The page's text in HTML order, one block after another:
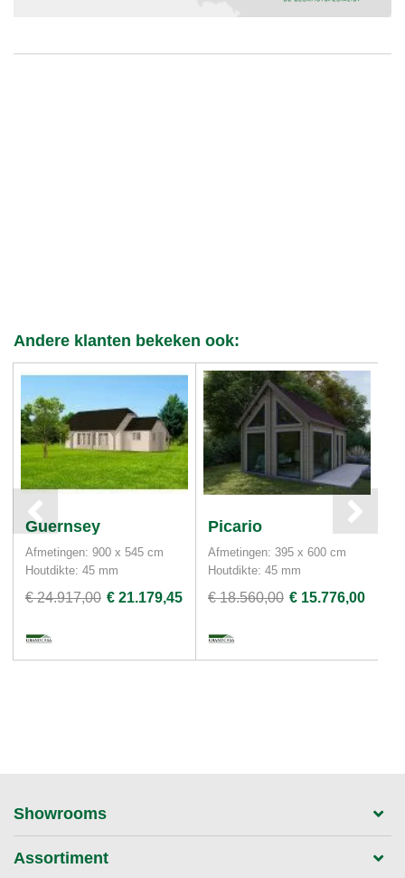
Andere klanten bekeken ook:
Guernsey
Afmetingen: 900 x 545 cm
Houtdikte: 45 mm
€ 24.917,00 € 21.179,45
Picario
Afmetingen: 395 x 600 cm
Houtdikte: 45 mm
€ 18.560,00 € 15.776,00
Showrooms
Assortiment